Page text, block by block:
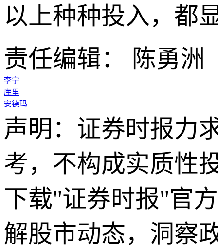
以上种种投入，都
责任编辑： 陈勇洲
李宁
库里
安德玛
声明：证券时报力
考，不构成实质性
下载"证券时报"官
解股市动态，洞察